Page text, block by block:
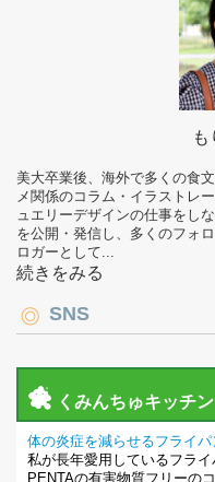
美大卒業後、海外で多くの食
メ関係のコラム・イラストレ
ュエリーデザインの仕事をし
を公開・発信し、多くのフォ
ロガーとして...
続きをみる
SNS
くみんちゅキッチン
体の炎症を減らせるフライパ
私が長年愛用しているフライ
PENTAの有害物質フリーの